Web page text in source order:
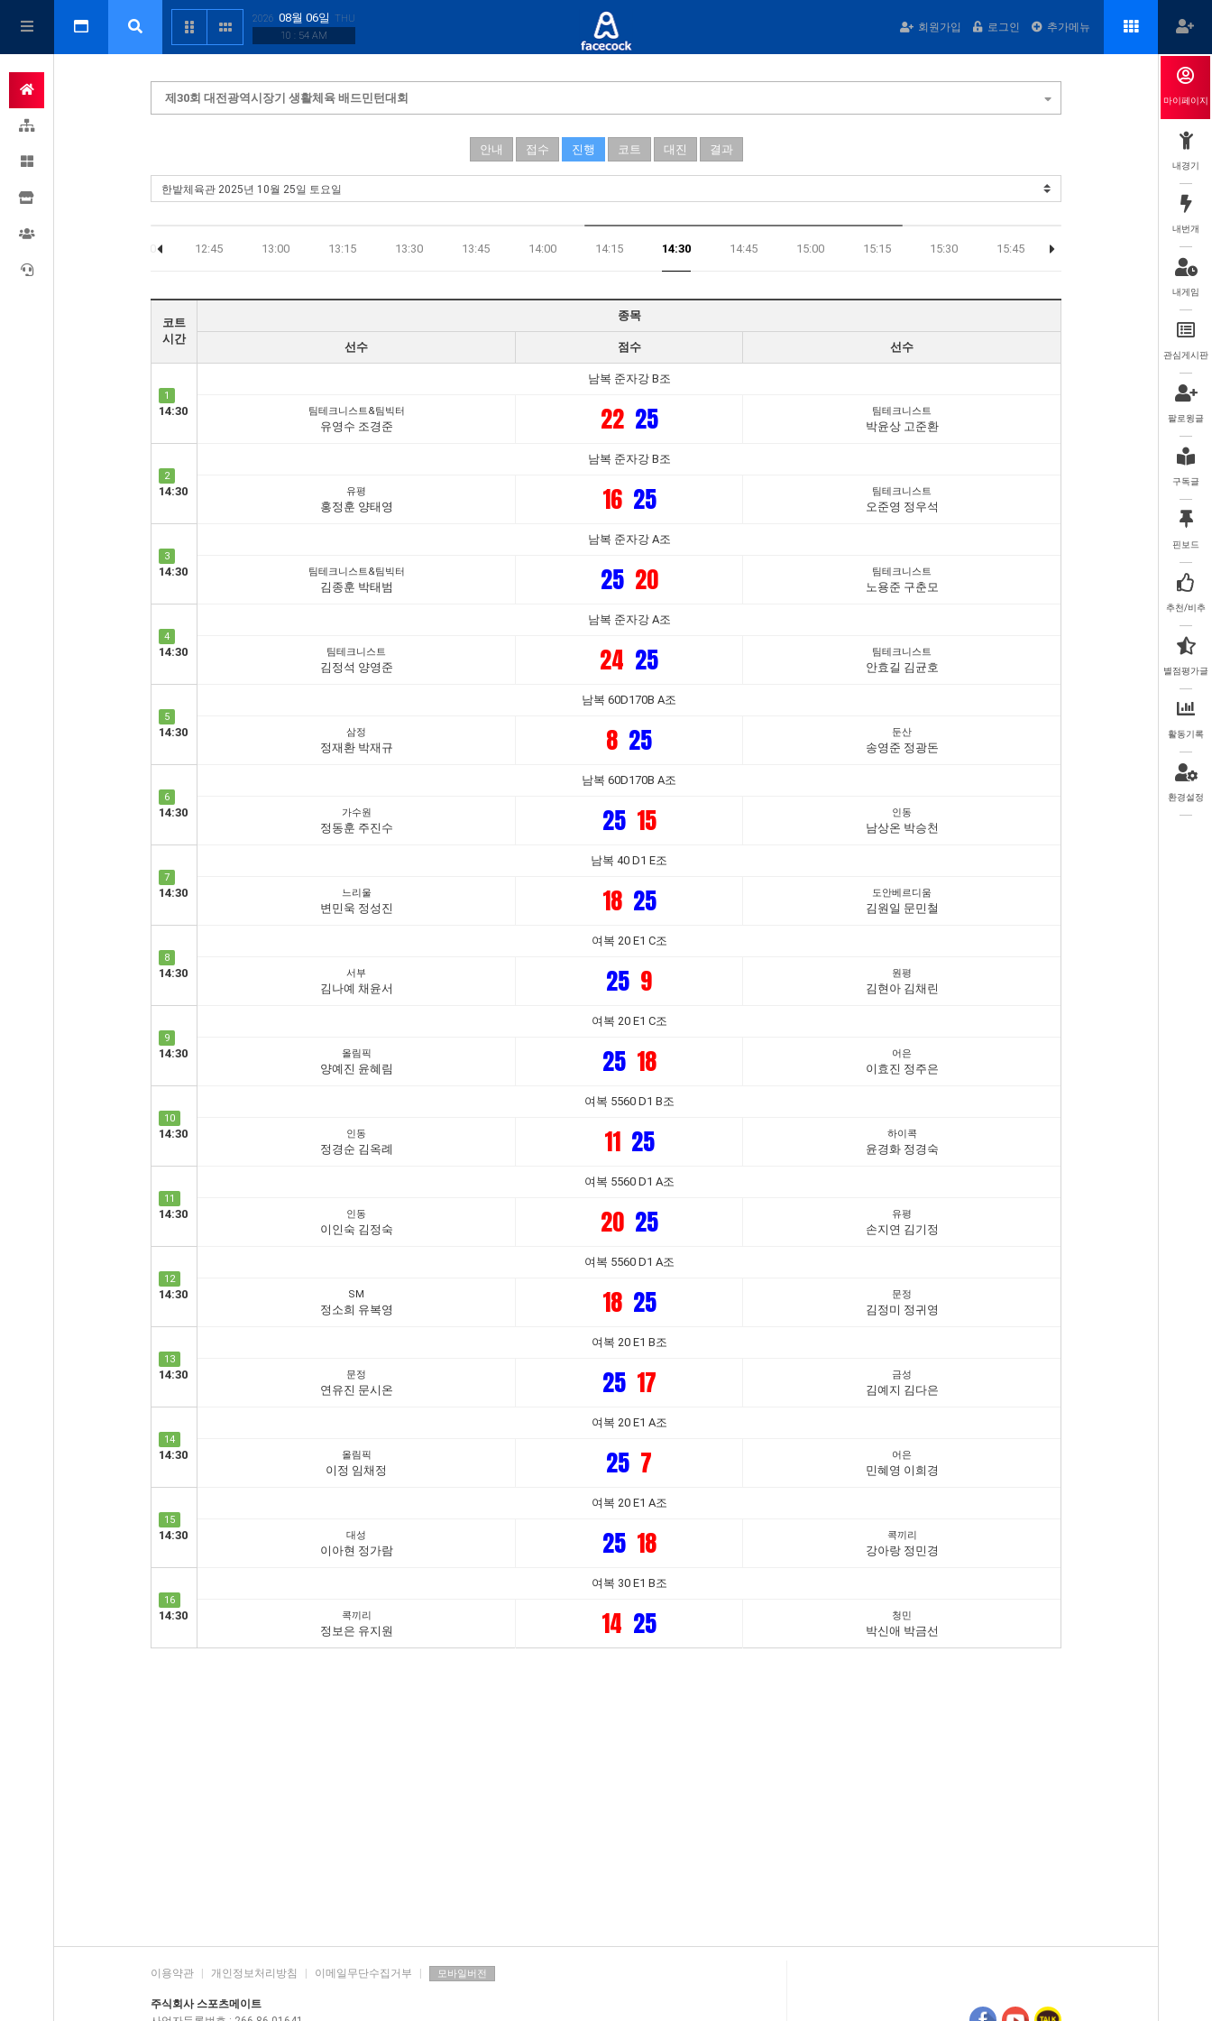
2026 08월 06일
THU
10 : 54 AM
회원가입 로그인 추가메뉴
제30회 대전광역시장기 생활체육 배드민턴대회
안내 접수 진행 코트 대진 결과
12:30 12:45 13:00 13:15 13:30 13:45 14:00 14:15 14:30 14:45 15:00 15:15 15:30 15:45
코트
시간
종목
선수 점수 선수
1
14:30
남복 준자강 B조
팀테크니스트&팀빅터
유영수 조경준 22 25 팀테크니스트
박윤상 고준환
2
14:30
남복 준자강 B조
유평
홍정훈 양태영 16 25 팀테크니스트
오준영 정우석
3
14:30
남복 준자강 A조
팀테크니스트&팀빅터
김종훈 박태범 25 20 팀테크니스트
노용준 구춘모
4
14:30
남복 준자강 A조
팀테크니스트
김정석 양영준 24 25 팀테크니스트
안효길 김균호
5
14:30
남복 60D170B A조
삼정
정재환 박재규 8 25 둔산
송영준 정광돈
6
14:30
남복 60D170B A조
가수원
정동훈 주진수 25 15 인동
남상온 박승천
7
14:30
남복 40 D1 E조
느리울
변민욱 정성진 18 25 도안베르디움
김원일 문민철
8
14:30
여복 20 E1 C조
서부
김나예 채윤서 25 9 원평
김현아 김채린
9
14:30
여복 20 E1 C조
올림픽
양예진 윤혜림 25 18 어은
이효진 정주은
10
14:30
여복 5560 D1 B조
인동
정경순 김옥례 11 25 하이콕
윤경화 정경숙
11
14:30
여복 5560 D1 A조
인동
이인숙 김정숙 20 25 유평
손지연 김기정
12
14:30
여복 5560 D1 A조
SM
정소희 유복영 18 25 문정
김정미 정귀영
13
14:30
여복 20 E1 B조
문정
연유진 문시온 25 17 금성
김예지 김다은
14
14:30
여복 20 E1 A조
올림픽
이정 임채정 25 7 어은
민혜영 이희경
15
14:30
여복 20 E1 A조
대성
이아현 정가람 25 18 콕끼리
강아랑 정민경
16
14:30
여복 30 E1 B조
콕끼리
정보은 유지원 14 25 청민
박신애 박금선
이용약관 개인정보처리방침 이메일무단수집거부 모바일버전
주식회사 스포츠메이트
마이페이지
내경기
내번개
내게임
관심게시판
팔로윙글
구독글
핀보드
추천/비추
별점평가글
활동기록
환경설정